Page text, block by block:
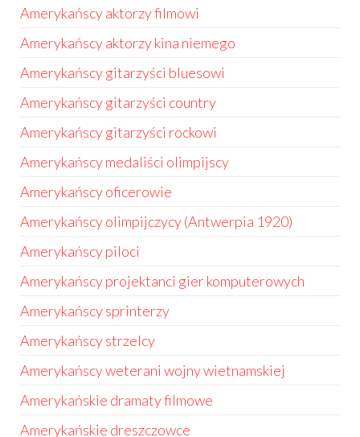
Amerykańscy aktorzy filmowi
Amerykańscy aktorzy kina niemego
Amerykańscy gitarzyści bluesowi
Amerykańscy gitarzyści country
Amerykańscy gitarzyści rockowi
Amerykańscy medaliści olimpijscy
Amerykańscy oficerowie
Amerykańscy olimpijczycy (Antwerpia 1920)
Amerykańscy piloci
Amerykańscy projektanci gier komputerowych
Amerykańscy sprinterzy
Amerykańscy strzelcy
Amerykańscy weterani wojny wietnamskiej
Amerykańskie dramaty filmowe
Amerykańskie dreszczowce